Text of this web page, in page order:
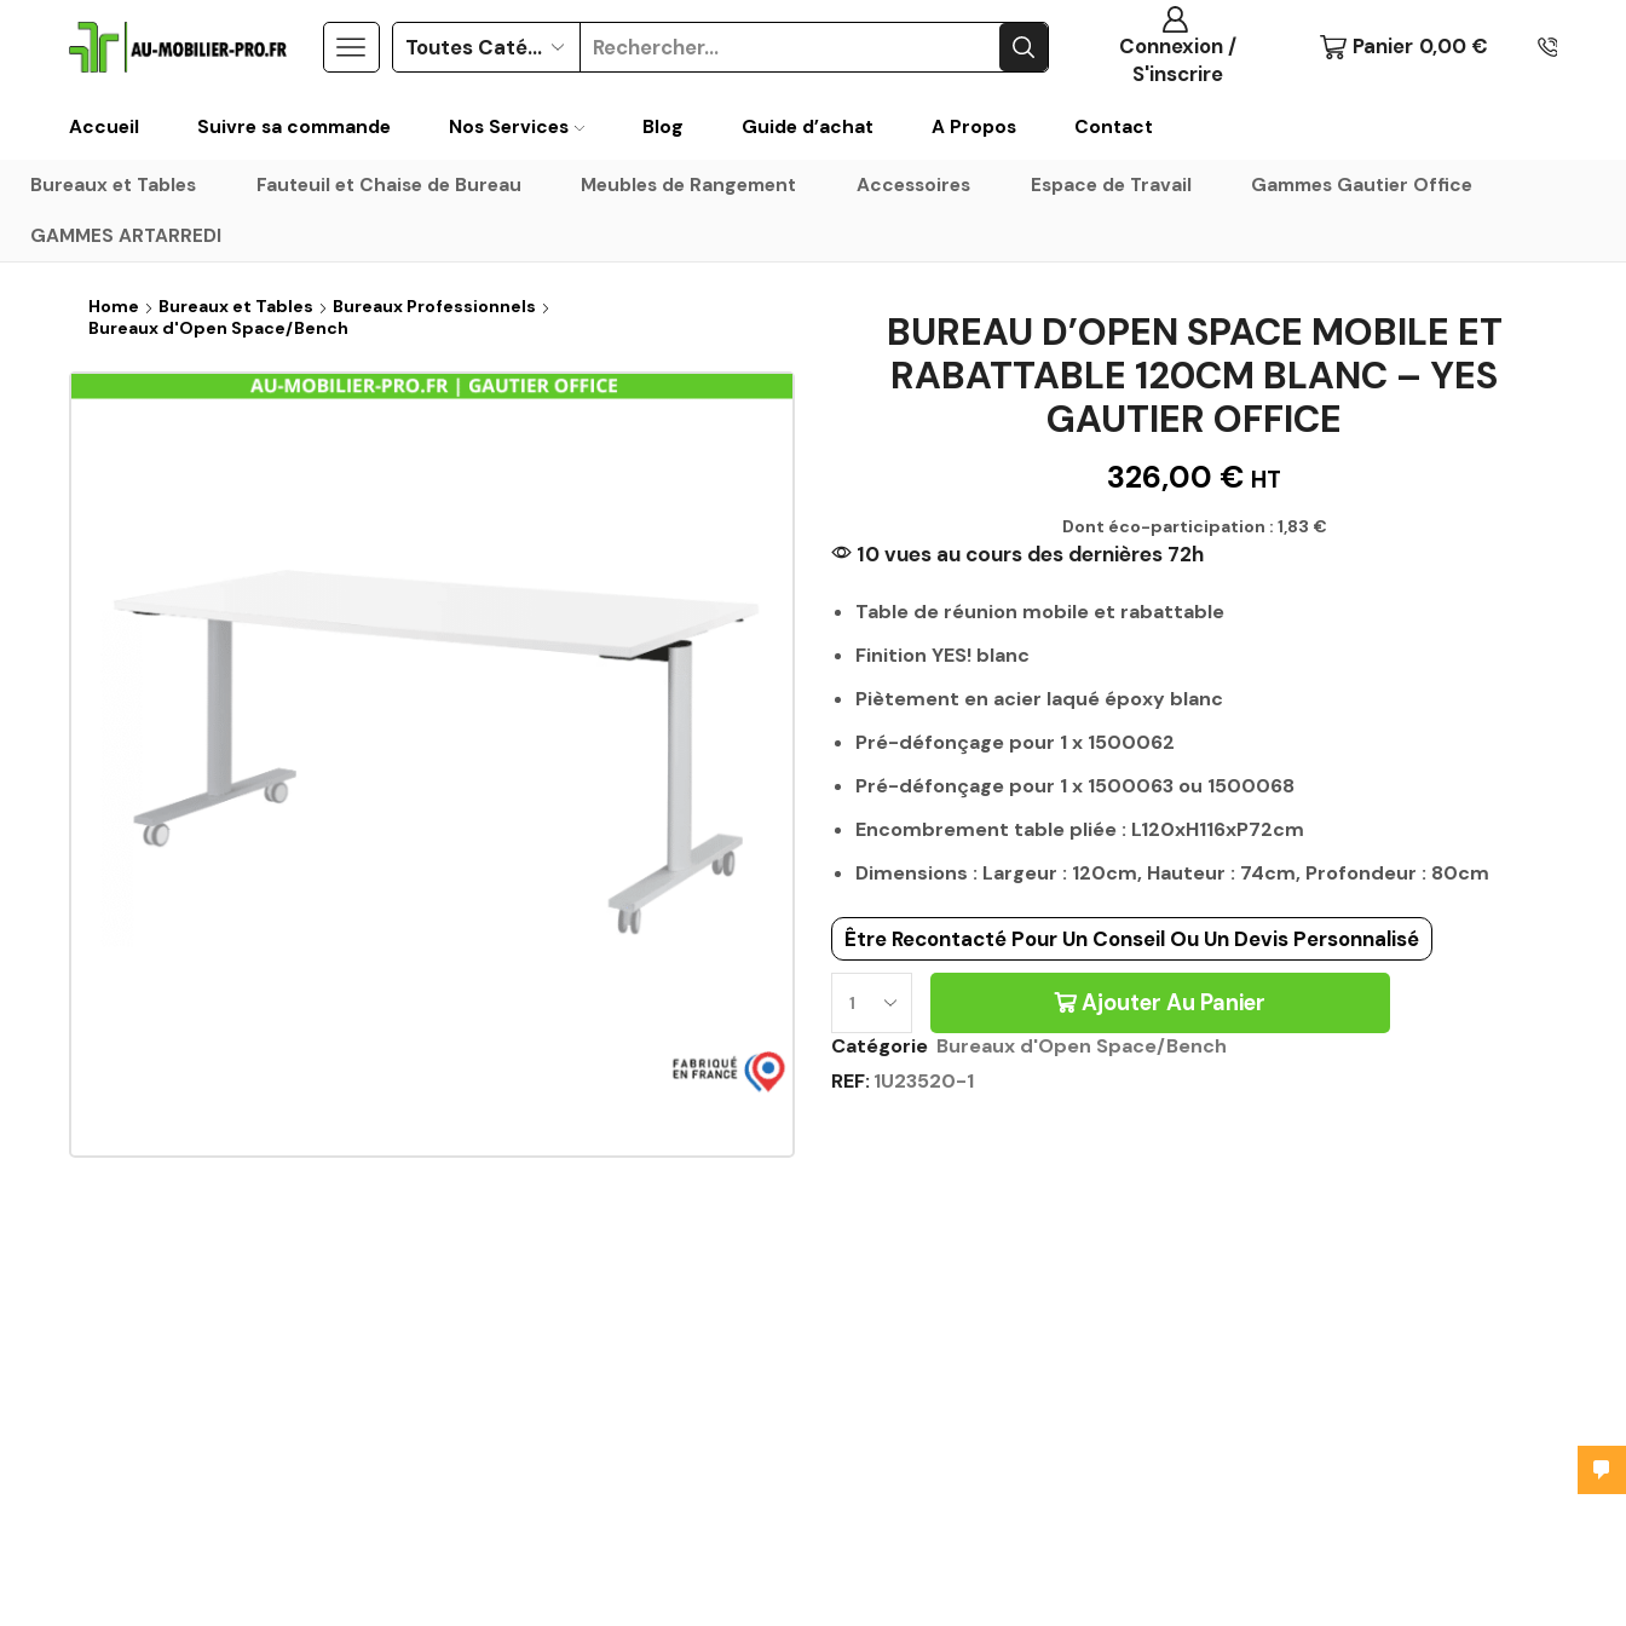
Connexion /
S'inscrire
Panier 0,00 €
Accueil Suivre sa commande Nos Services Blog Guide d’achat A Propos Contact
Bureaux et Tables Fauteuil et Chaise de Bureau Meubles de Rangement Accessoires Espace de Travail Gammes Gautier Office
GAMMES ARTARREDI
Home Bureaux et Tables
Bureaux Professionnels
Bureaux d'Open Space/Bench
BUREAU D’OPEN SPACE MOBILE ET
RABATTABLE 120CM BLANC – YES
GAUTIER OFFICE
326,00 € HT
Dont éco-participation : 1,83 €
10 vues au cours des dernières 72h
Table de réunion mobile et rabattable
Finition YES! blanc
Piètement en acier laqué époxy blanc
Pré-défonçage pour 1 x 1500062
Pré-défonçage pour 1 x 1500063 ou 1500068
Encombrement table pliée : L120xH116xP72cm
Dimensions : Largeur : 120cm, Hauteur : 74cm, Profondeur : 80cm
Être Recontacté Pour Un Conseil Ou Un Devis Personnalisé
Ajouter Au Panier
Catégorie Bureaux d'Open Space/Bench
REF: 1U23520-1